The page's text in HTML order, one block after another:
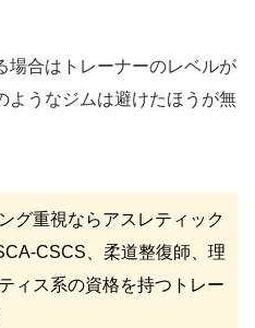
場合はトレーナーのレベルが
ようなジムは避けたほうが無
グ重視ならアスレティック
CSCS、柔道整復師、理
ィス系の資格を持つトレー